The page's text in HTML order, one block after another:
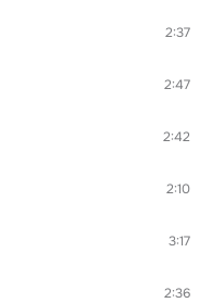
2:37
2:47
2:42
2:10
3:17
2:36